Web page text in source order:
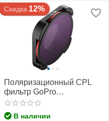
Скидка 12%
Поляризационный CPL
фильтр GoPro
HERO12/11/10/9 Black и
11 Black Mini (Freewell)
В наличии